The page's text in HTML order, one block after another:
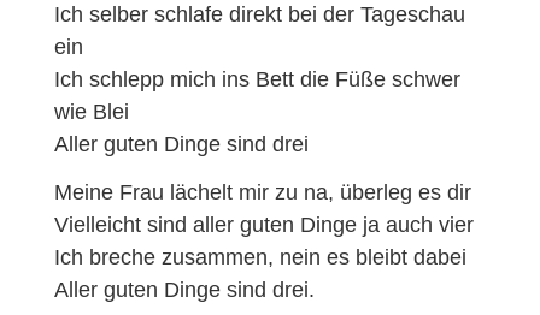
Ich selber schlafe direkt bei der Tageschau
ein
Ich schlepp mich ins Bett die Füße schwer
wie Blei
Aller guten Dinge sind drei
Meine Frau lächelt mir zu na, überleg es dir
Vielleicht sind aller guten Dinge ja auch vier
Ich breche zusammen, nein es bleibt dabei
Aller guten Dinge sind drei.